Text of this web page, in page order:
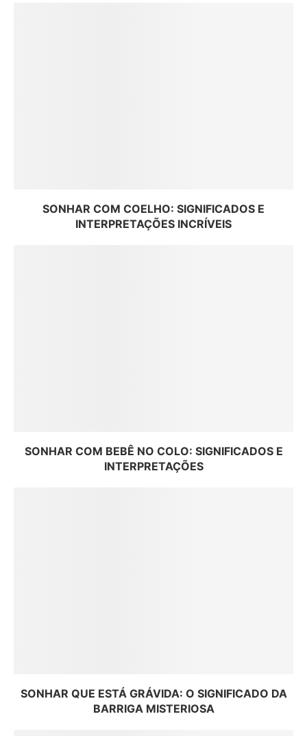
SONHAR COM COELHO: SIGNIFICADOS E
INTERPRETAÇÕES INCRÍVEIS
SONHAR COM BEBÊ NO COLO: SIGNIFICADOS E
INTERPRETAÇÕES
SONHAR QUE ESTÁ GRÁVIDA: O SIGNIFICADO DA
BARRIGA MISTERIOSA